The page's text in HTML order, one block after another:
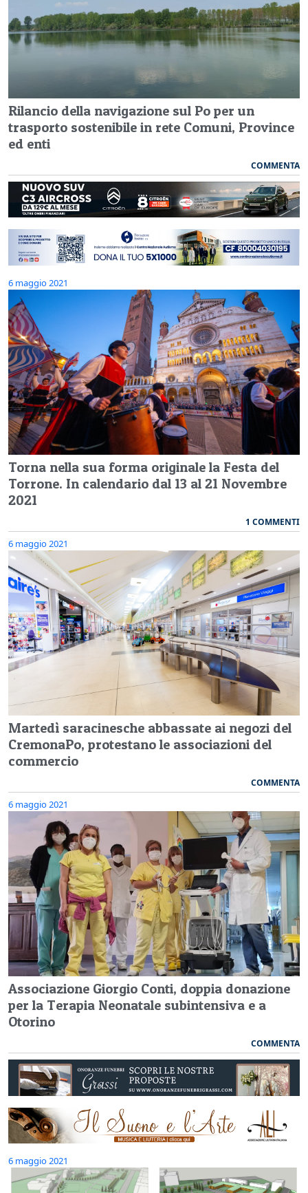
Rilancio della navigazione sul Po per un
trasporto sostenibile in rete Comuni, Province
ed enti
COMMENTA
6 maggio 2021
Torna nella sua forma originale la Festa del
Torrone. In calendario dal 13 al 21 Novembre
2021
1 COMMENTI
6 maggio 2021
Martedì saracinesche abbassate ai negozi del
CremonaPo, protestano le associazioni del
commercio
COMMENTA
6 maggio 2021
Associazione Giorgio Conti, doppia donazione
per la Terapia Neonatale subintensiva e a
Otorino
COMMENTA
6 maggio 2021